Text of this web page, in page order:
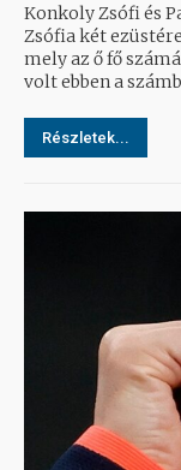
Konkoly Zsófi és
Zsófia két
mely az ő fő
volt ebben a
Részletek...